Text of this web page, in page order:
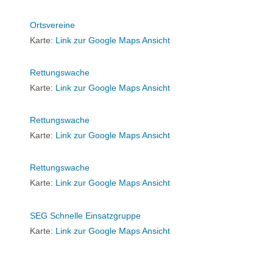
Ortsvereine
Karte: Link zur Google Maps Ansicht
Rettungswache
Karte: Link zur Google Maps Ansicht
Rettungswache
Karte: Link zur Google Maps Ansicht
Rettungswache
Karte: Link zur Google Maps Ansicht
SEG Schnelle Einsatzgruppe
Karte: Link zur Google Maps Ansicht